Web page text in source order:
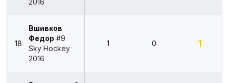
2016
18
Вшивков
Федор #9
Sky Hockey
2016
1 0 1